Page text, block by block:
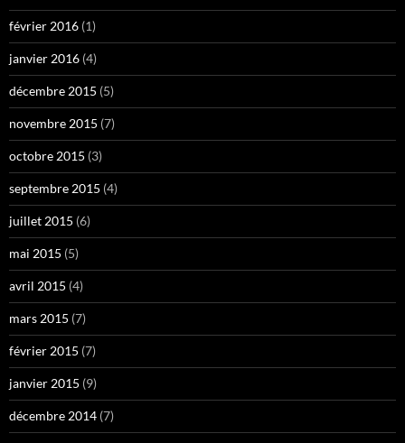
février 2016 (1)
janvier 2016 (4)
décembre 2015 (5)
novembre 2015 (7)
octobre 2015 (3)
septembre 2015 (4)
juillet 2015 (6)
mai 2015 (5)
avril 2015 (4)
mars 2015 (7)
février 2015 (7)
janvier 2015 (9)
décembre 2014 (7)